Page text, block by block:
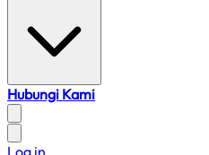
Hubungi Kami
Log in